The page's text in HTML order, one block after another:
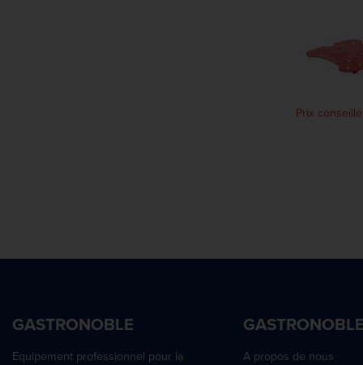
Prix
GASTRONOBLE
Equipement professionnel pour la
A propos de nous